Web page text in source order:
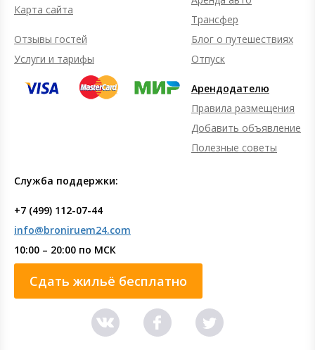
Карта сайта
Отзывы гостей
Услуги и тарифы
Трансфер
Блог о путешествиях
Отпуск
Арендодателю
Правила размещения
Добавить объявление
Полезные советы
Служба поддержки:
+7 (499) 112-07-44
info@broniruem24.com
10:00 – 20:00 по МСК
Сдать жильё бесплатно